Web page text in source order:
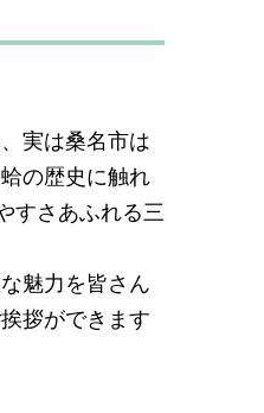
実は桑名市は
の歴史に触れ
すさあふれる三
魅力を皆さん
拶ができます